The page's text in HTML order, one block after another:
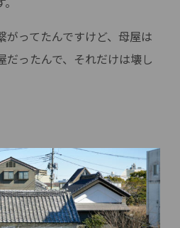
がってたんですけど、母屋は
だったんで、それだけは壊し